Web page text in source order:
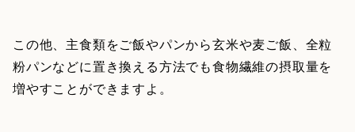
この他、主食類をご飯やパンから玄米や麦ご飯、全粒
粉パンなどに置き換える方法でも食物繊維の摂取量を
増やすことができますよ。